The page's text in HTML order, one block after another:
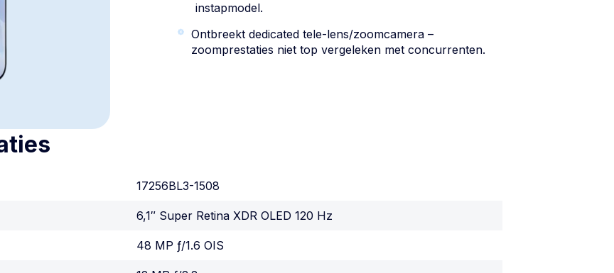
instapmodel.
Ontbreekt dedicated tele-lens/zoomcamera –
zoomprestaties niet top vergeleken met concurrenten.
17256BL3-1508
6,1″ Super Retina XDR OLED 120 Hz
48 MP ƒ/1.6 OIS